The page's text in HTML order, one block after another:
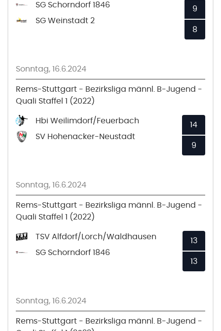
SG Schorndorf 1846
SG Weinstadt 2
9
8
Sonntag, 16.6.2024
Rems-Stuttgart - Bezirksliga männl. B-Jugend -
Quali Staffel 1 (2022)
Hbi Weilimdorf/Feuerbach
SV Hohenacker-Neustadt
14
9
Sonntag, 16.6.2024
Rems-Stuttgart - Bezirksliga männl. B-Jugend -
Quali Staffel 1 (2022)
TSV Alfdorf/Lorch/Waldhausen
SG Schorndorf 1846
13
13
Sonntag, 16.6.2024
Rems-Stuttgart - Bezirksliga männl. B-Jugend -